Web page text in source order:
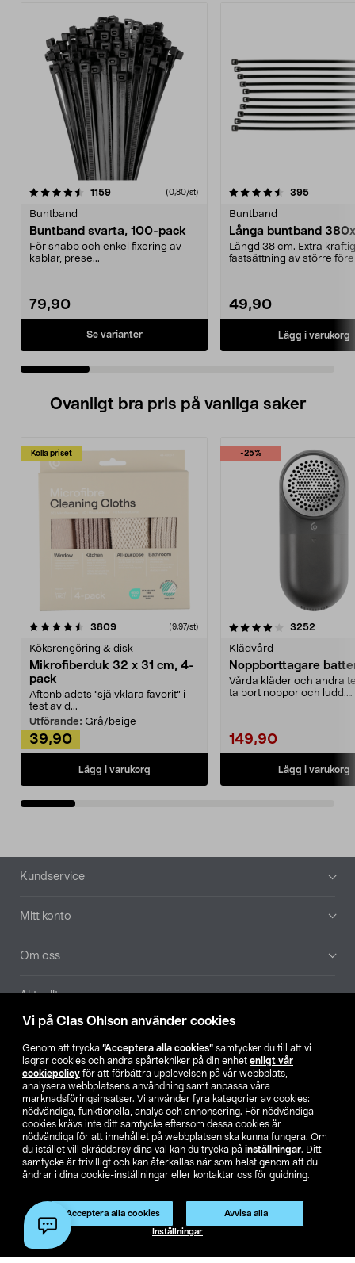
Vi på Clas Ohlson använder cookies
Genom att trycka ”Acceptera alla cookies” samtycker du till att vi
lagrar cookies och andra spårtekniker på din enhet enligt vår
cookiepolicy för att förbättra upplevelsen på vår webbplats,
analysera webbplatsens användning samt anpassa våra
marknadsföringsinsatser. Vi använder fyra kategorier av cookies:
nödvändiga, funktionella, analys och annonsering. För nödvändiga
cookies krävs inte ditt samtycke eftersom dessa cookies är
nödvändiga för att innehållet på webbplatsen ska kunna fungera. Om
du istället vill skräddarsy dina val kan du trycka på inställningar. Ditt
samtycke är frivilligt och kan återkallas när som helst genom att du
ändrar i dina cookie-inställningar eller kontaktar oss för guidning.
Acceptera alla cookies Avvisa alla
Inställningar
1159recensioner (0,80/st)
Buntband
Buntband svarta, 100-pack
För snabb och enkel fixering av
kablar, prese...
79,90
Se varianter
4.5 av 5 stjärnor 395
Buntband
Långa buntband
Längd 38 cm. Extra
fastsättning av större
49,90
Lägg i varukorg
4.5 av 5 stjärnor
Ovanligt bra pris på vanliga saker
Kolla priset
3809recensioner (9,97/st)
Köksrengöring & disk
Mikrofiberduk 32 x 31 cm, 4-
pack
Aftonbladets "självklara favorit” i
test av d...
Utförande: Grå/beige
39,90
Lägg i varukorg
-25%
4.0av 5 stjärnor 3252
Klädvård
Noppborttagare
Vårda kläder och andra
ta bort noppor och ludd.
149,90
Lägg i varukorg
4.5av 5 stjärnor
Sidfot
Kundservice
Mitt konto
Om oss
Aktuellt
Hitta butik
SE NO FI
Köpvillkor Privacy statement Klubbvillkor
För företag
Ändra till priser exklusive moms